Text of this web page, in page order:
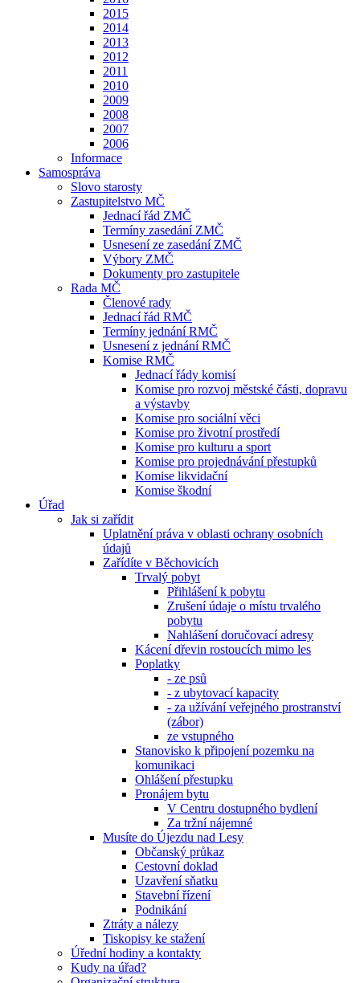
2015
2014
2013
2012
2011
2010
2009
2008
2007
2006
Informace
Samospráva
Slovo starosty
Zastupitelstvo MČ
Jednací řád ZMČ
Termíny zasedání ZMČ
Usnesení ze zasedání ZMČ
Výbory ZMČ
Dokumenty pro zastupitele
Rada MČ
Členové rady
Jednací řád RMČ
Termíny jednání RMČ
Usnesení z jednání RMČ
Komise RMČ
Jednací řády komisí
Komise pro rozvoj městské části, dopravu
a výstavby
Komise pro sociální věci
Komise pro životní prostředí
Komise pro kulturu a sport
Komise pro projednávání přestupků
Komise likvidační
Komise škodní
Úřad
Jak si zařídit
Uplatnění práva v oblasti ochrany osobních
údajů
Zařídíte v Běchovicích
Trvalý pobyt
Přihlášení k pobytu
Zrušení údaje o místu trvalého
pobytu
Nahlášení doručovací adresy
Kácení dřevin rostoucích mimo les
Poplatky
- ze psů
- z ubytovací kapacity
- za užívání veřejného prostranství
(zábor)
ze vstupného
Stanovisko k připojení pozemku na
komunikaci
Ohlášení přestupku
Pronájem bytu
V Centru dostupného bydlení
Za tržní nájemné
Musíte do Újezdu nad Lesy
Občanský průkaz
Cestovní doklad
Uzavření sňatku
Stavební řízení
Podnikání
Ztráty a nálezy
Tiskopisy ke stažení
Úřední hodiny a kontakty
Kudy na úřad?